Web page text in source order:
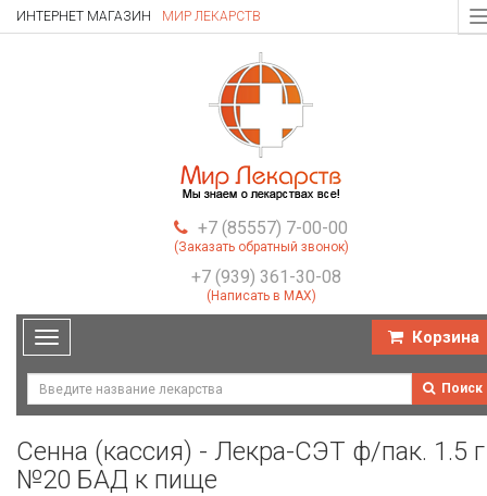
ИНТЕРНЕТ МАГАЗИН МИР ЛЕКАРСТВ
+7 (85557) 7-00-00
(Заказать обратный звонок)
+7 (939) 361-30-08
(Написать в MAX)
Toggle
navigation
Корзина
Поиск
Сенна (кассия) - Лекра-СЭТ ф/пак. 1.5 г
№20 БАД к пище